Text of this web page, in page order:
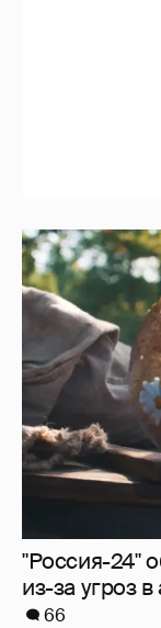
"Россия-24"
из-за угроз
66